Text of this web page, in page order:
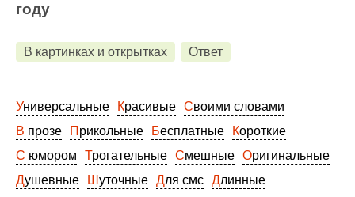
году
В картинках и открытках Ответ
Универсальные Красивые
Своими словами
В прозе
Прикольные Бесплатные
Короткие
С юмором
Трогательные Смешные
Оригинальные
Душевные
Шуточные Для смс
Длинные